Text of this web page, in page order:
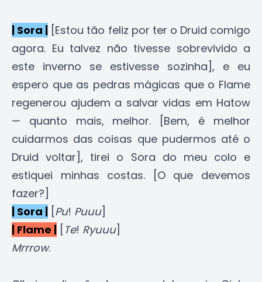
| Sora | [Estou tão feliz por ter o Druid comigo
agora. Eu talvez não tivesse sobrevivido a
este inverno se estivesse sozinha], e eu
espero que as pedras mágicas que o Flame
regenerou ajudem a salvar vidas em Hatow
— quanto mais, melhor. [Bem, é melhor
cuidarmos das coisas que pudermos até o
Druid voltar], tirei o Sora do meu colo e
estiquei minhas costas. [O que devemos
fazer?]
| Sora | [Pu! Puuu]
| Flame | [ Te! Ryuuu]
Mrrrow.